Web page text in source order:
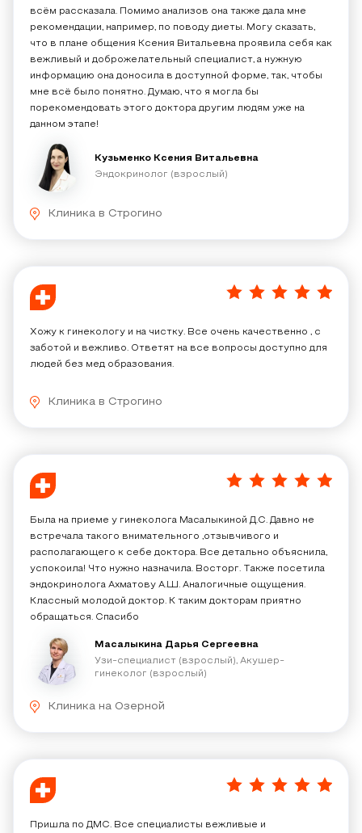
всём рассказала. Помимо анализов она также дала мне
рекомендации, например, по поводу диеты. Могу сказать,
что в плане общения Ксения Витальевна проявила себя как
вежливый и доброжелательный специалист, а нужную
информацию она доносила в доступной форме, так, чтобы
мне всё было понятно. Думаю, что я могла бы
порекомендовать этого доктора другим людям уже на
данном этапе!
Кузьменко Ксения Витальевна
Эндокринолог (взрослый)
Клиника в Строгино
5/5
Хожу к гинекологу и на чистку. Все очень качественно , с
заботой и вежливо. Ответят на все вопросы доступно для
людей без мед образования.
Клиника в Строгино
5/5
Была на приеме у гинеколога Масалыкиной Д.С. Давно не
встречала такого внимательного ,отзывчивого и
располагающего к себе доктора. Все детально объяснила,
успокоила! Что нужно назначила. Восторг. Также посетила
эндокринолога Ахматову А.Ш. Аналогичные ощущения.
Классный молодой доктор. К таким докторам приятно
обращаться. Спасибо
Масалыкина Дарья Сергеевна
Узи-специалист (взрослый), Акушер-
гинеколог (взрослый)
Клиника на Озерной
5/5
Пришла по ДМС. Все специалисты вежливые и